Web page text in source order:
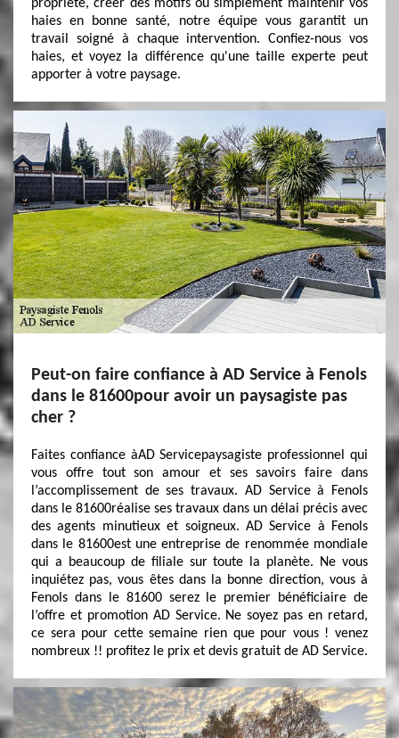
propriété, créer des motifs ou simplement maintenir vos
haies en bonne santé, notre équipe vous garantit un
travail soigné à chaque intervention. Confiez-nous vos
haies, et voyez la différence qu'une taille experte peut
apporter à votre paysage.
Peut-on faire confiance à AD Service à Fenols
dans le 81600pour avoir un paysagiste pas
cher ?
Faites confiance àAD Servicepaysagiste professionnel qui
vous offre tout son amour et ses savoirs faire dans
l’accomplissement de ses travaux. AD Service à Fenols
dans le 81600réalise ses travaux dans un délai précis avec
des agents minutieux et soigneux. AD Service à Fenols
dans le 81600est une entreprise de renommée mondiale
qui a beaucoup de filiale sur toute la planète. Ne vous
inquiétez pas, vous êtes dans la bonne direction, vous à
Fenols dans le 81600 serez le premier bénéficiaire de
l’offre et promotion AD Service. Ne soyez pas en retard,
ce sera pour cette semaine rien que pour vous ! venez
nombreux !! profitez le prix et devis gratuit de AD Service.